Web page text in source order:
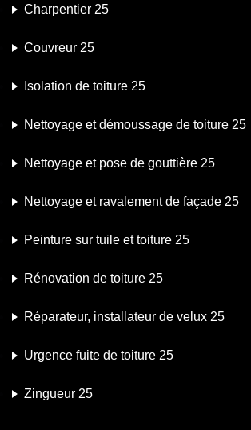
Charpentier 25
Couvreur 25
Isolation de toiture 25
Nettoyage et démoussage de toiture 25
Nettoyage et pose de gouttière 25
Nettoyage et ravalement de façade 25
Peinture sur tuile et toiture 25
Rénovation de toiture 25
Réparateur, installateur de velux 25
Urgence fuite de toiture 25
Zingueur 25